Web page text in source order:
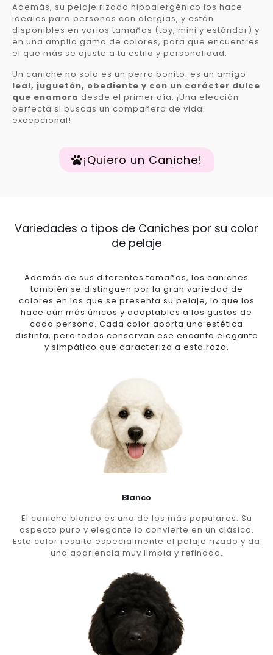
Además, su pelaje rizado hipoalergénico los hace
ideales para personas con alergias, y están
disponibles en varios tamaños (toy, mini y estándar) y
en una amplia gama de colores, para que encuentres
el que más se ajuste a tu estilo y personalidad.
Un caniche no solo es un perro bonito: es un amigo
leal, juguetón, obediente y con un carácter dulce
que enamora desde el primer día. ¡Una elección
perfecta si buscas un compañero de vida
excepcional!
¡Quiero un Caniche!
Variedades o tipos de Caniches por su color
de pelaje
Además de sus diferentes tamaños, los caniches
también se distinguen por la gran variedad de
colores en los que se presenta su pelaje, lo que los
hace aún más únicos y adaptables a los gustos de
cada persona. Cada color aporta una estética
distinta, pero todos conservan ese encanto elegante
y simpático que caracteriza a esta raza.
Blanco
El caniche blanco es uno de los más populares. Su
aspecto puro y elegante lo convierte en un clásico.
Este color resalta especialmente el pelaje rizado y da
una apariencia muy limpia y refinada.